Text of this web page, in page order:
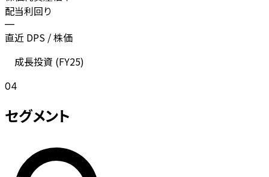
配当利回り
—
直近 DPS / 株価
成長投資 (FY25)
04
セグメント